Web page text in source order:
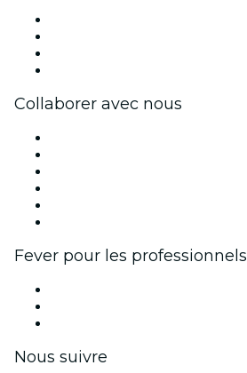
Collaborer avec nous
Fever pour les professionnels
Nous suivre